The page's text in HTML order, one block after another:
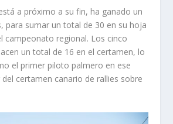
a próximo a su fin, ha ganado un
para sumar un total de 30 en su hoja
campeonato regional. Los cinco
un total de 16 en el certamen, lo
el primer piloto palmero en ese
certamen canario de rallies sobre